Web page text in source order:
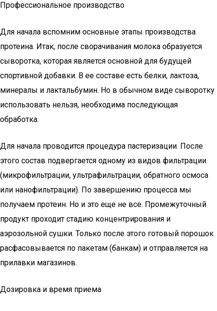
Профессиональное производство
Для начала вспомним основные этапы производства
протеина. Итак, после сворачивания молока образуется
сыворотка, которая является основной для будущей
спортивной добавки. В ее составе есть белки, лактоза,
минералы и лактальбумин. Но в обычном виде сыворотку
использовать нельзя, необходима последующая
обработка.
Для начала проводится процедура пастеризации. После
этого состав подвергается одному из видов фильтрации
(микрофильтрации, ультрафильтрации, обратного осмоса
или нанофильтрации). По завершению процесса мы
получаем протеин. Но и это еще не все. Промежуточный
продукт проходит стадию концентрирования и
аэрозольной сушки. Только после этого готовый порошок
расфасовывается по пакетам (банкам) и отправляется на
прилавки магазинов.
Дозировка и время приема